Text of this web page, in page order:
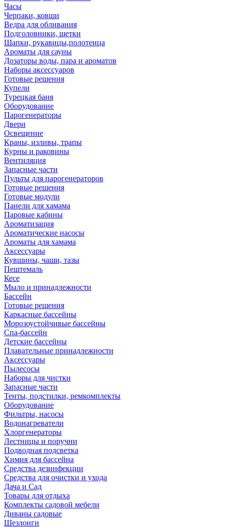
Часы
Черпаки, ковши
Ведра для обливания
Подголовники, щетки
Шапки, рукавицы,полотенца
Ароматы для сауны
Дозаторы воды, пара и ароматов
Наборы аксессуаров
Готовые решения
Купели
Турецкая баня
Оборудование
Парогенераторы
Двери
Освещение
Краны, изливы, трапы
Курны и раковины
Вентиляция
Запасные части
Пульты для парогенераторов
Готовые решения
Готовые модули
Панели для хамама
Паровые кабины
Ароматизация
Ароматические насосы
Ароматы для хамама
Аксессуары
Кувшины, чаши, тазы
Пештемаль
Кесе
Мыло и принадлежности
Бассейн
Готовые решения
Каркасные бассейны
Морозоустойчивые бассейны
Спа-бассейн
Детские бассейны
Плавательные принадлежности
Аксессуары
Пылесосы
Наборы для чистки
Запасные части
Тенты, подстилки, ремкомплекты
Оборудование
Фильтры, насосы
Водонагреватели
Хлоргенераторы
Лестницы и поручни
Подводная подсветка
Химия для бассейна
Средства дезинфекции
Средства для очистки и ухода
Дача и Сад
Товары для отдыха
Комплекты садовой мебели
Диваны садовые
Шезлонги